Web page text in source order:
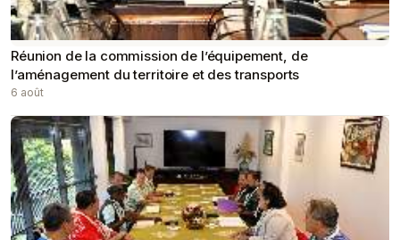
Réunion de la commission de l’équipement, de
l’aménagement du territoire et des transports
6 août